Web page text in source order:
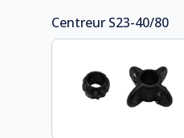
Centreur S23-40/80